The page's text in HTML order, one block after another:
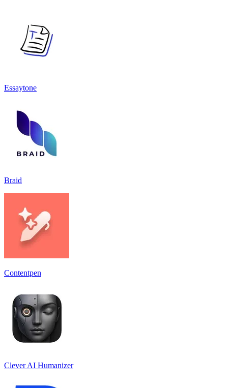
Essaytone
Braid
Contentpen
Clever AI Humanizer